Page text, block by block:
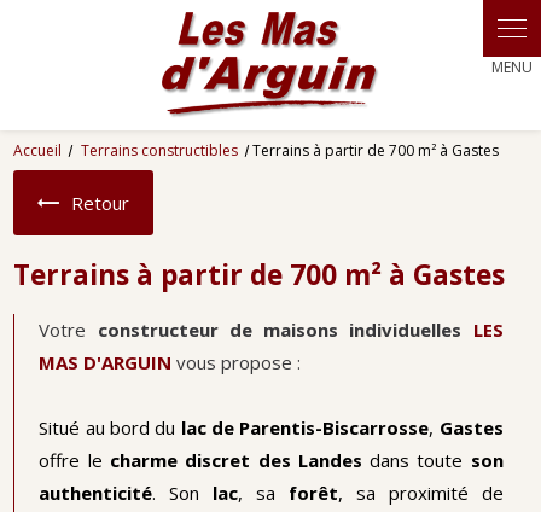
Accueil Terrains constructibles Terrains à partir de 700 m² à Gastes
Retour
Terrains à partir de 700 m² à Gastes
Votre constructeur de maisons individuelles LES
MAS D'ARGUIN vous propose :
Situé au bord du lac de Parentis-Biscarrosse, Gastes
offre le charme discret des Landes dans toute son
authenticité. Son lac, sa forêt, sa proximité de
Panneau de gestion des cookies